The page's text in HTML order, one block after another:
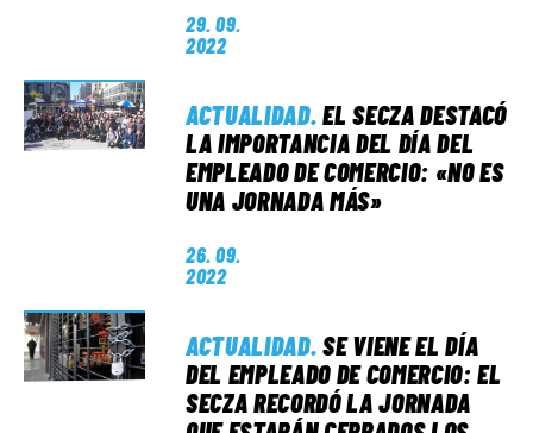
29. 09.
2022
ACTUALIDAD. EL SECZA DESTACÓ
LA IMPORTANCIA DEL DÍA DEL
EMPLEADO DE COMERCIO: «NO ES
UNA JORNADA MÁS»
26. 09.
2022
ACTUALIDAD. SE VIENE EL DÍA
DEL EMPLEADO DE COMERCIO: EL
SECZA RECORDÓ LA JORNADA